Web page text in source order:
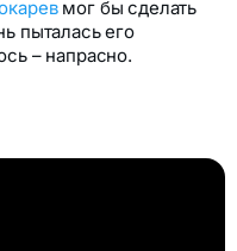
мог бы сделать
пыталась его
– напрасно.